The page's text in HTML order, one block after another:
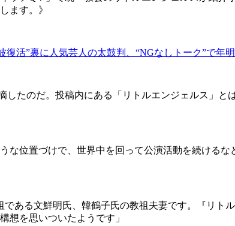
ます。》
活”裏に人気芸人の太鼓判、“NGなしトーク”で年
たのだ。投稿内にある「リトルエンジェルス」
な位置づけで、世界中を回って公演活動を続ける
ある文鮮明氏、韓鶴子氏の教祖夫妻です。『リト
想を思いついたようです」